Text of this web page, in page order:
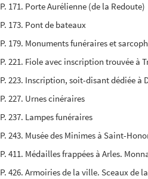
P. 171. Porte Aurélienne (de la Redoute)
P. 173. Pont de bateaux
P. 179. Monuments funéraires et
P. 221. Fiole avec inscription trouvée à
P. 223. Inscription, soit-disant dédiée à
P. 227. Urnes cinéraires
P. 237. Lampes funéraires
P. 243. Musée des Minimes à Saint-
P. 411. Médailles frappées à Arles.
P. 426. Armoiries de la ville. Sceaux de